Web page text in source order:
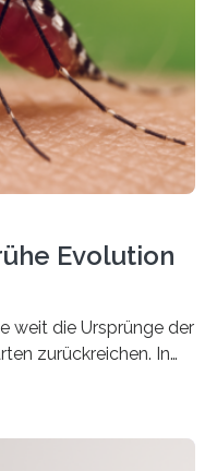
Einige Arten
dichte Geflechte
auffällig ist: Die
Evolution
weit die Ursprünge der
zurückreichen. In
Stechmücken-
sich in